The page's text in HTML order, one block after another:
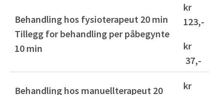
Behandling hos fysioterapeut 20 min
Tillegg for behandling per påbegynte
10 min
kr
123,-
kr
37,-
Behandling hos manuellterapeut 20
kr